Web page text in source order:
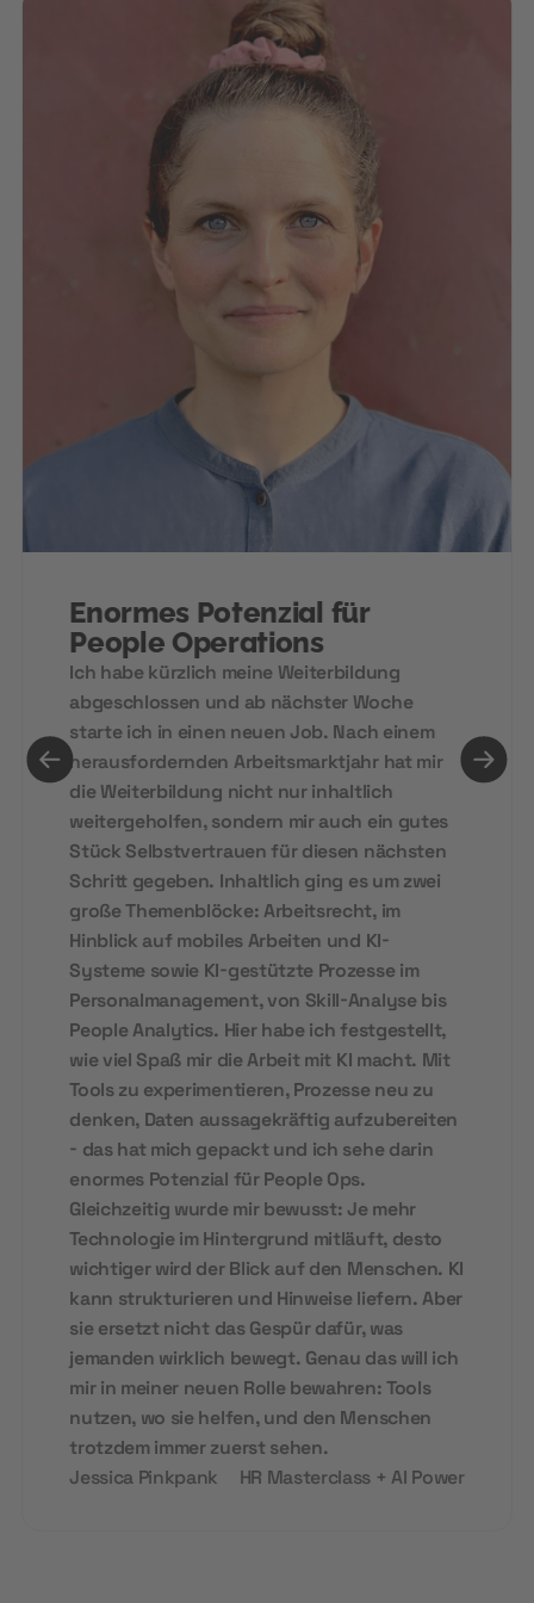
Enormes Potenzial für
People Operations
Ich habe kürzlich meine Weiterbildung
abgeschlossen und ab nächster Woche
starte ich in einen neuen Job. Nach einem
herausfordernden Arbeitsmarktjahr hat mir
die Weiterbildung nicht nur inhaltlich
weitergeholfen, sondern mir auch ein gutes
Stück Selbstvertrauen für diesen nächsten
Schritt gegeben. Inhaltlich ging es um zwei
große Themenblöcke: Arbeitsrecht, im
Hinblick auf mobiles Arbeiten und KI-
Systeme sowie KI-gestützte Prozesse im
Personalmanagement, von Skill-Analyse bis
People Analytics. Hier habe ich festgestellt,
wie viel Spaß mir die Arbeit mit KI macht. Mit
Tools zu experimentieren, Prozesse neu zu
denken, Daten aussagekräftig aufzubereiten
- das hat mich gepackt und ich sehe darin
enormes Potenzial für People Ops.
Gleichzeitig wurde mir bewusst: Je mehr
Technologie im Hintergrund mitläuft, desto
wichtiger wird der Blick auf den Menschen. KI
kann strukturieren und Hinweise liefern. Aber
sie ersetzt nicht das Gespür dafür, was
jemanden wirklich bewegt. Genau das will ich
mir in meiner neuen Rolle bewahren: Tools
nutzen, wo sie helfen, und den Menschen
trotzdem immer zuerst sehen.
Jessica Pinkpank
HR Masterclass + AI Power